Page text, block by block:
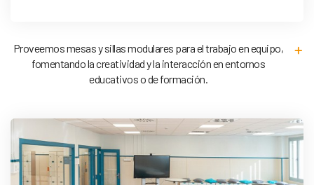
Proveemos mesas y sillas modulares para el trabajo en equipo,
fomentando la creatividad y la interacción en entornos
educativos o de formación.